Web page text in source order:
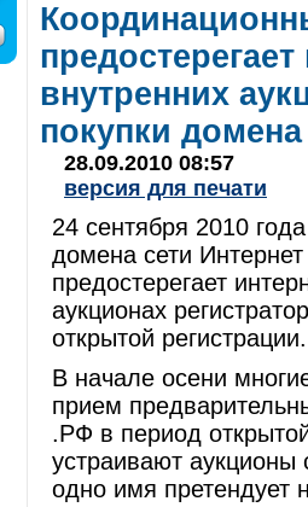
внутренних
покупки
28.09.2010 08:57
версия для печати
24 сентября 2010
домена сети
предостерегает
аукционах
открытой
В начале осени
прием
.РФ в период
устраивают аукционы
одно имя претендует